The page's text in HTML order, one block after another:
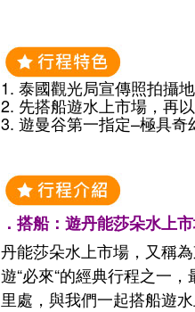
1. 泰國觀光局宣傳照拍攝
2. 先搭船遊水上市場，再
3. 遊曼谷第一指定–極具奇
．搭船：遊丹能莎朵水
丹能莎朵水上市場，又稱
遊“必來“的經典行程之一
里處，與我們一起搭船遊水